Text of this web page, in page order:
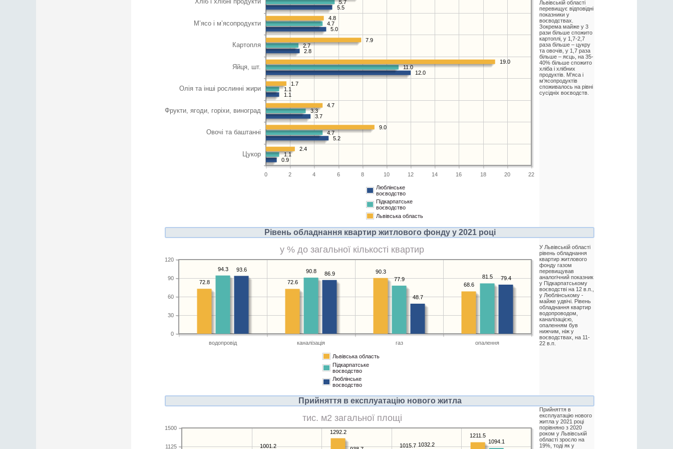
0 2 4 6 8 10 12 14 16 18 20 22
5.5
5.0
2.8
12.0
1.1
3.7
5.2
0.9
5.7
4.7
2.7
11.0
1.1
3.3
4.7
1.1
Люблінське
воєводство
Підкарпатське
воєводство
Львівська область
4.8
7.9
19.0
1.7
4.7
9.0
2.4
Львівській області
перевищує відповідні
показники у
воєводствах.
Зокрема майже у 3
рази більше спожито
картоплі, у 1,7-2,7
раза більше – цукру
та овочів, у 1,7 раза
більше – яєць, на 35-
40% більше спожито
хліба і хлібних
продуктів. М’яса і
м’ясопродуктів
споживалось на рівні
сусідніх воєводств.
Рівень обладнання квартир житлового фонду у 2021 році
у % до загальної кількості квартир
водопровід каналізація газ опалення
0
30
60
90
120
68.6
90.3
72.6
72.8
81.5
77.9
90.8
94.3
Львівська область
Підкарпатське
воєводство
Люблінське
воєводство
79.4
48.7
86.9
93.6
У Львівській області
рівень обладнання
квартир житлового
фонду газом
перевищував
аналогічний показник
у Підкарпатському
воєводстві на 12 в.п.,
у Люблінському -
майже удвічі. Рівень
обладнання квартир
водопроводом,
каналізацією,
опаленням був
нижчим, ніж у
воєводствах, на 11-
22 в.п.
Прийняття в експлуатацію нового житла
тис. м2 загальної площі
1125
1500
1211.5
1015.7
1292.2
1001.2
1094.1
1032.2
Прийняття в
експлуатацію нового
житла у 2021 році
порівняно з 2020
роком у Львівській
області зросло на
19%, тоді як у